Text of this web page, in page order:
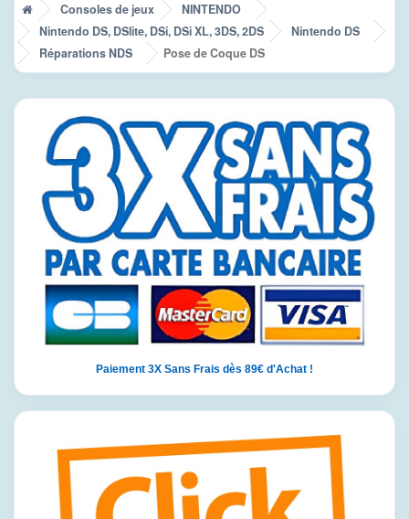
Consoles de jeux
NINTENDO
Nintendo DS, DSlite, DSi, DSi XL, 3DS, 2DS
Nintendo DS
Réparations NDS
Pose de Coque DS
Paiement 3X Sans Frais dès 89€ d'Achat !